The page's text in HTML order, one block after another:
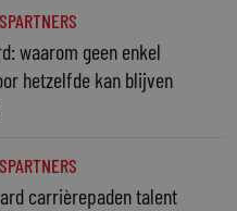
waarom geen enkel
hetzelfde kan blijven
carrièrepaden talent